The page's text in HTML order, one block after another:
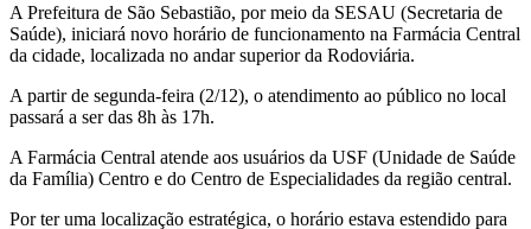
A Prefeitura de São Sebastião, por meio da SESAU (Secretaria de
Saúde), iniciará novo horário de funcionamento na Farmácia Central
da cidade, localizada no andar superior da Rodoviária.
A partir de segunda-feira (2/12), o atendimento ao público no local
passará a ser das 8h às 17h.
A Farmácia Central atende aos usuários da USF (Unidade de Saúde
da Família) Centro e do Centro de Especialidades da região central.
Por ter uma localização estratégica, o horário estava estendido para